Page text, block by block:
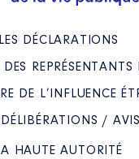
LES DÉCLARATIONS
DES REPRÉSENTANTS
DE L’INFLUENCE
DÉLIBÉRATIONS / AVIS
HAUTE AUTORITÉ